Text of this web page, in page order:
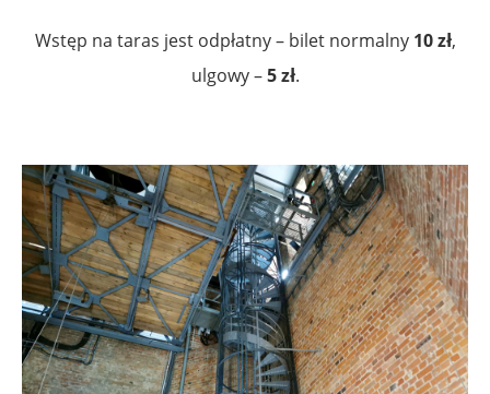
Wstęp na taras jest odpłatny – bilet normalny 10 zł,
ulgowy –5 zł.